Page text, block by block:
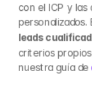
con el ICP y
leads
criterios
nuestra guía de